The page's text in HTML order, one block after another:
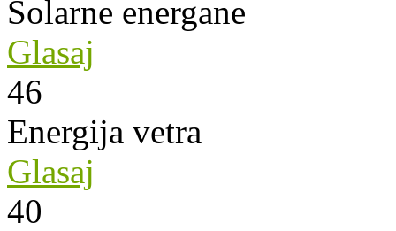
Solarne energane
Glasaj
46
Energija vetra
Glasaj
40